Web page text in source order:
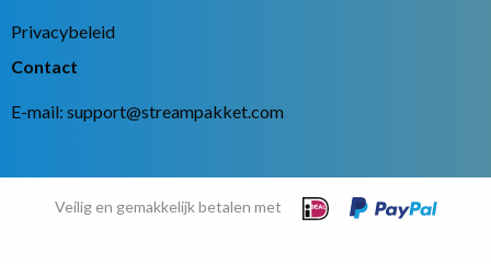
Privacybeleid
Contact
E-mail: support@streampakket.com
Veilig en gemakkelijk betalen met